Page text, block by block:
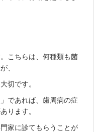
こちらは、何種類も菌
、
切です。
であれば、歯周病の症
ります。
家に診てもらうことが